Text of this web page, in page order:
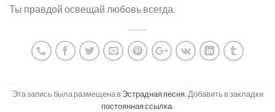
Ты правдой освещай любовь всегда.
Эта запись была размещена вЭстрадная песня. Добавить в закладки
постоянная ссылка.